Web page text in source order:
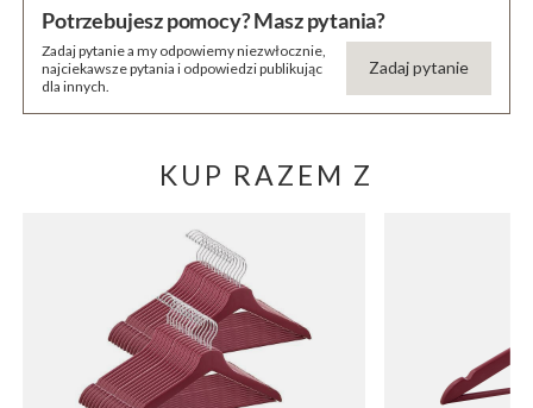
Potrzebujesz pomocy? Masz pytania?
Zadaj pytanie a my odpowiemy niezwłocznie,
najciekawsze pytania i odpowiedzi publikując
dla innych.
Zadaj pytanie
KUP RAZEM Z